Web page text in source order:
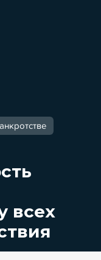
всех